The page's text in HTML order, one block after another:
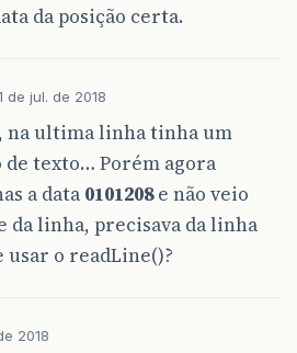
da posição certa.
de jul. de 2018
na ultima linha tinha um
texto… Porém agora
a data 0101208e não veio
da linha, precisava da linha
o readLine()?
2018